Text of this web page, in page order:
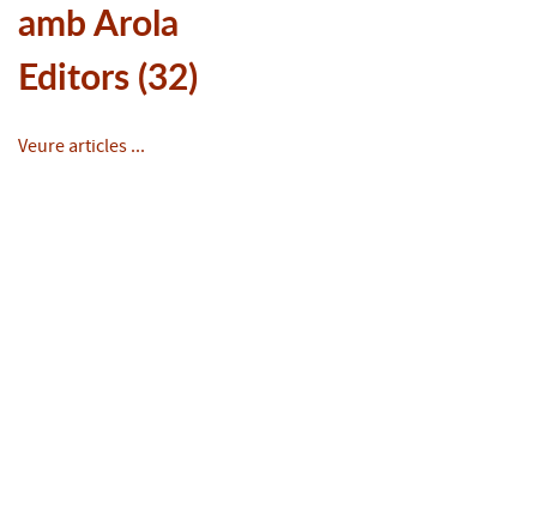
amb Arola
Editors (32)
Veure articles ...